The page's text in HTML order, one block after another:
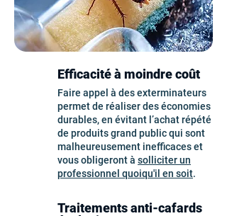
Efficacité à moindre coût
Faire appel à des exterminateurs
permet de réaliser des économies
durables, en évitant l’achat répété
de produits grand public qui sont
malheureusement inefficaces et
vous obligeront à solliciter un
professionnel quoiqu'il en soit.
Traitements anti-cafards